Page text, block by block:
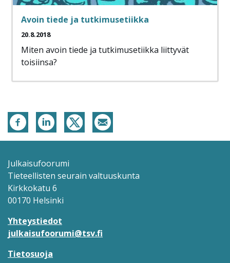
Avoin tiede ja tutkimusetiikka
20.8.2018
Miten avoin tiede ja tutkimusetiikka liittyvät
toisiinsa?
Julkaisufoorumi
Tieteellisten seurain valtuuskunta
Kirkkokatu 6
00170 Helsinki
Yhteystiedot
julkaisufoorumi@tsv.fi
Tietosuoja